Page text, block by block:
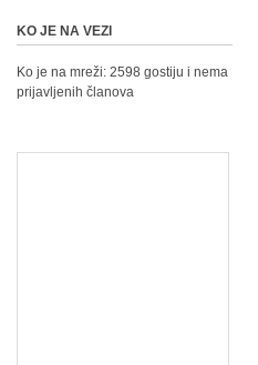
KO JE NA VEZI
Ko je na mreži: 2598 gostiju i nema
prijavljenih članova